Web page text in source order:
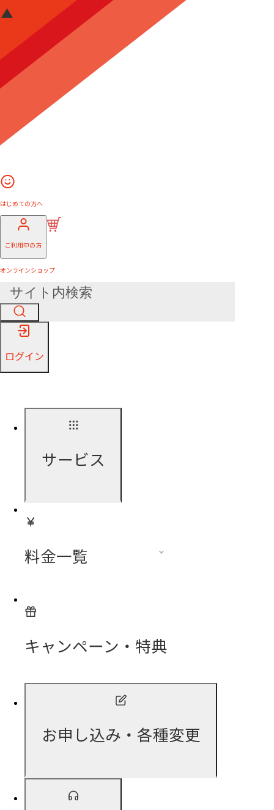
はじめての方へ
ご利用中の方
オンラインショップ
ログイン
サービス
料金一覧
キャンペーン・特典
お申し込み・各種変更